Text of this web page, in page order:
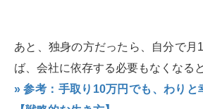
あと、独身の方だったら、自分で月
ば、会社に依存する必要もなくなる
» 参考：手取り10万円でも、わりと